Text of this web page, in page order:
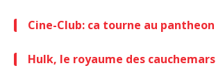
Cine-Club: ca tourne au pantheon
Hulk, le royaume des cauchemars